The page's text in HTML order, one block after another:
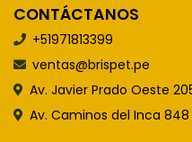
CONTÁCTANOS
+51971813399
ventas@brispet.pe
Av. Javier Prado Oeste
Av. Caminos del Inca